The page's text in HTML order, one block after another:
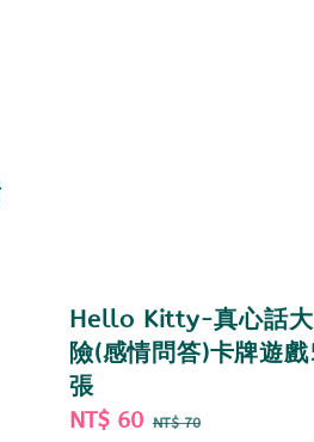
Hello Kitty-真心話
險(感情問答)卡牌遊
張
Sale
NT$ 60 Regular
NT$ 70